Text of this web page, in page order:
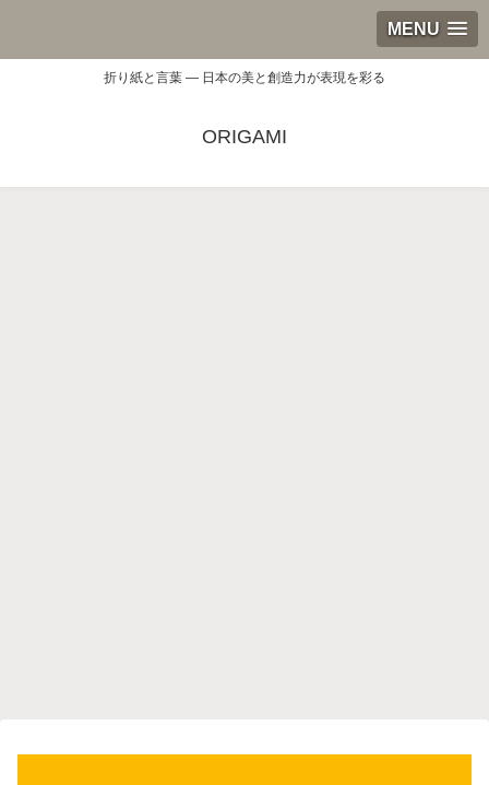
MENU
折り紙と言葉 — 日本の美と創造力が表現を彩る
ORIGAMI